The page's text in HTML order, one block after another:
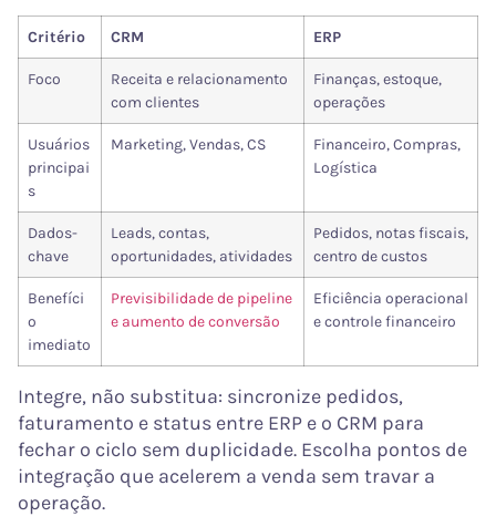
Critério CRM ERP
Foco
Receita e relacionamento
com clientes
Finanças, estoque,
operações
Usuários
principai
s
Marketing, Vendas, CS
Financeiro, Compras,
Logística
Dados-
chave
Leads, contas,
oportunidades, atividades
Pedidos, notas fiscais,
centro de custos
Benefíci
o
imediato
Previsibilidade de pipeline
e aumento de conversão
Eficiência operacional
e controle financeiro
Integre, não substitua: sincronize pedidos,
faturamento e status entre ERP e o CRM para
fechar o ciclo sem duplicidade. Escolha pontos de
integração que acelerem a venda sem travar a
operação.